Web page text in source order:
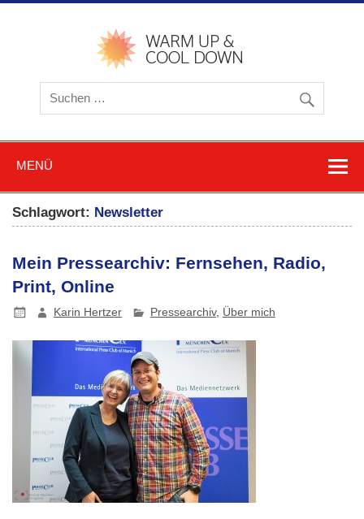
Zum
Blog
und
MENÜ
Schlagwort: Newsletter
Mein Pressearchiv: Fernsehen, Radio,
Print, Online
Karin Hertzer Pressearchiv, Über mich